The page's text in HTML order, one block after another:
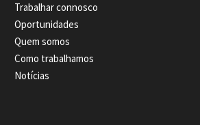
Trabalhar connosco
Oportunidades
Quem somos
Como trabalhamos
Notícias